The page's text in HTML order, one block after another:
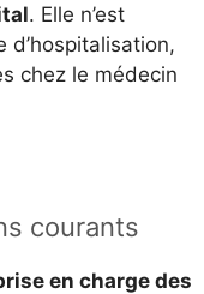
. Elle n’est
d’hospitalisation,
chez le médecin
courants
en charge des